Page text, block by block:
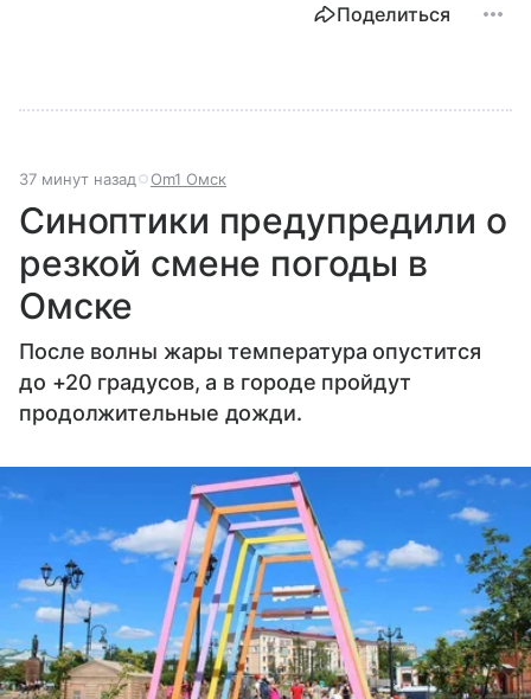
Поделиться
37 минут назад Om1 Омск
Синоптики предупредили о
резкой смене погоды в
Омске
После волны жары температура опустится
до +20 градусов, а в городе пройдут
продолжительные дожди.